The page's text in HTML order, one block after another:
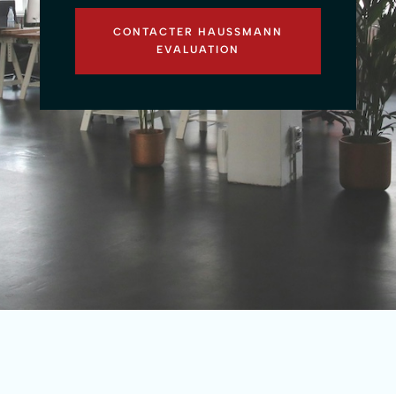
CONTACTER HAUSSMANN
EVALUATION